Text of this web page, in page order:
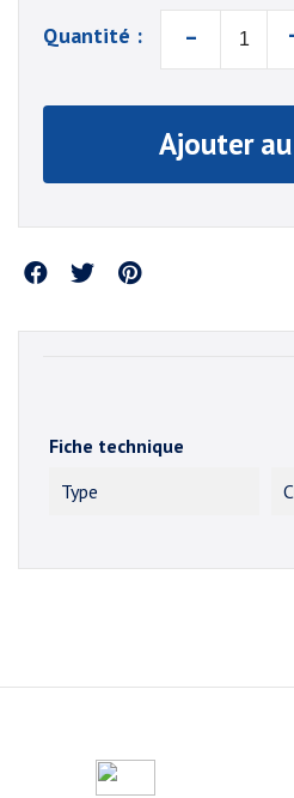
Quantité : -
Ajouter
Partager
Fiche technique
Type